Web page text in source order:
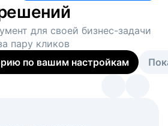
для своей бизнес-задачи
пару кликов
по вашим настройкам
ключ. Решите, сколько